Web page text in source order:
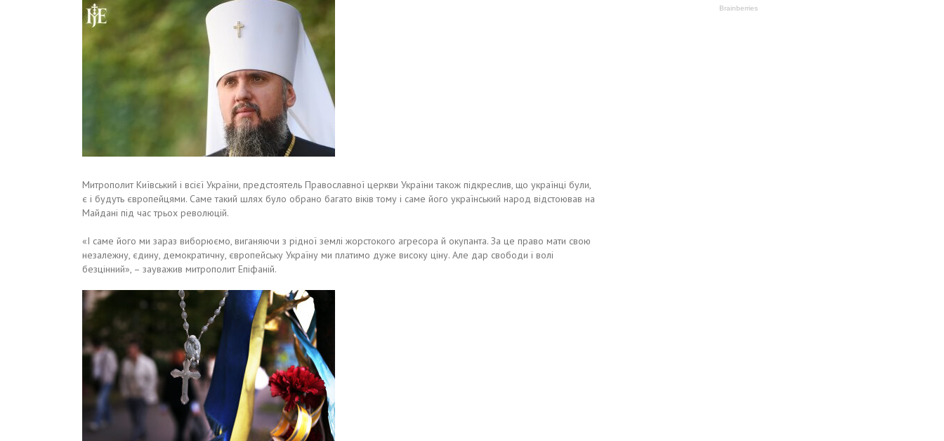
Митрополит Київський і всієї України, предстоятель Православної церкви України також підкреслив, що українці були,
є і будуть європейцями. Саме такий шлях було обрано багато віків тому і саме його український народ відстоював на
Майдані під час трьох революцій.
«І саме його ми зараз виборюємо, виганяючи з рідної землі жорстокого агресора й окупанта. За це право мати свою
незалежну, єдину, демократичну, європейську Україну ми платимо дуже високу ціну. Але дар свободи і волі
безцінний», – зауважив митрополит Епіфаній.